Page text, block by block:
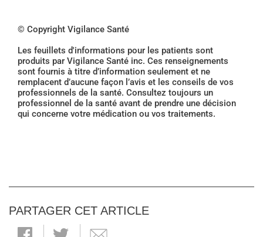
© Copyright Vigilance Santé
Les feuillets d'informations pour les patients sont
produits par Vigilance Santé inc. Ces renseignements
sont fournis à titre d’information seulement et ne
remplacent d’aucune façon l’avis et les conseils de vos
professionnels de la santé. Consultez toujours un
professionnel de la santé avant de prendre une décision
qui concerne votre médication ou vos traitements.
PARTAGER CET ARTICLE